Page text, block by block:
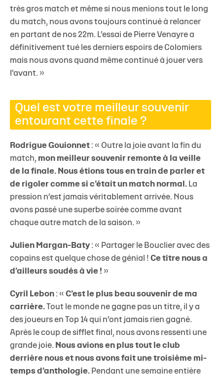
très gros match et même si nous menions tout le long
du match, nous avons toujours continué à relancer
en partant de nos 22m. L’essai de Pierre Venayre a
définitivement tué les derniers espoirs de Colomiers
mais nous avons quand même continué à jouer vers
l’avant. »
Quel est votre meilleur souvenir
entourant cette finale ?
Rodrigue Gouionnet : « Outre la joie avant la fin du
match, mon meilleur souvenir remonte à la veille
de la finale. Nous étions tous en train de parler et
de rigoler comme si c’était un match normal. La
pression n’est jamais véritablement arrivée. Nous
avons passé une superbe soirée comme avant
chaque autre match de la saison. »
Julien Margan-Baty : « Partager le Bouclier avec des
copains est quelque chose de génial ! Ce titre nous a
d’ailleurs soudés à vie ! »
Cyril Lebon : « C’est le plus beau souvenir de ma
carrière. Tout le monde ne gagne pas un titre, il y a
des joueurs en Top 14 qui n’ont jamais rien gagné.
Après le coup de sifflet final, nous avons ressenti une
grande joie. Nous avions en plus tout le club
derrière nous et nous avons fait une troisième mi-
temps d’anthologie. Pendant une semaine entière